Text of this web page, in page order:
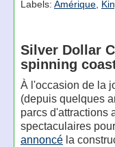
Labels: Amérique,
Silver Dollar
spinning
À l'occasion de la
(depuis quelques
parcs d'attractions
spectaculaires
annoncéla